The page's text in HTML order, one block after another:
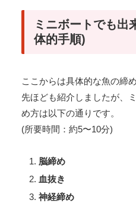
ミニボートでも出
体的手順)
ここからは具体的な魚の締
先ほども紹介しましたが、
め方は以下の通りです。
(所要時間：約5〜10分)
脳締め
血抜き
神経締め